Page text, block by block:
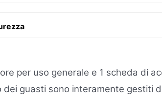
per uso generale e 1 scheda di
dei guasti sono interamente gestiti